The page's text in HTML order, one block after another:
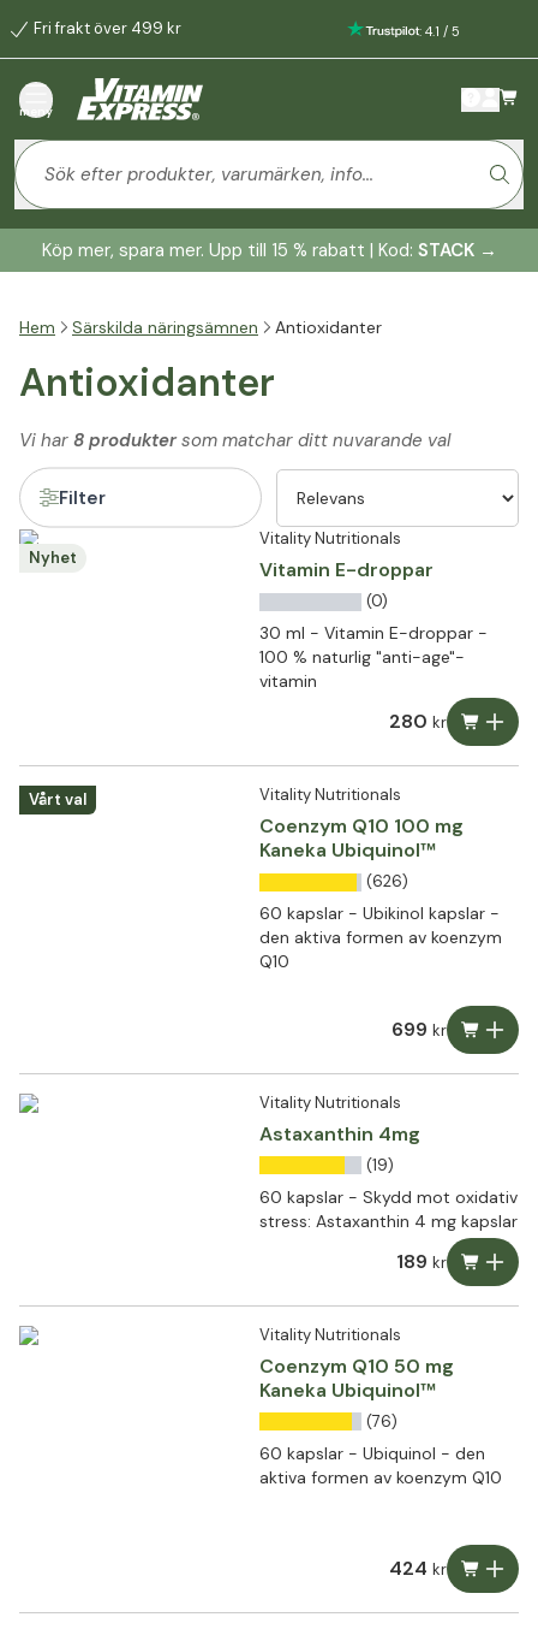
Fri frakt över 499 kr : 4.1 / 5
meny
Köp mer, spara mer. Upp till 15 % rabatt | Kod: STACK→
Hem Särskilda näringsämnen Antioxidanter
Antioxidanter
Vi har 8 produktersom matchar ditt nuvarande val
Filter
Nyhet
Vitality Nutritionals
Vitamin E-droppar
(0)
30 ml - Vitamin E-droppar -
100 % naturlig "anti-age"-
vitamin
280 kr
Vårt val Vitality Nutritionals
Coenzym Q10 100 mg
Kaneka Ubiquinol™
(626)
60 kapslar - Ubikinol kapslar -
den aktiva formen av koenzym
Q10
699 kr
Vitality Nutritionals
Astaxanthin 4mg
(19)
60 kapslar - Skydd mot oxidativ
stress: Astaxanthin 4 mg kapslar
189 kr
Vitality Nutritionals
Coenzym Q10 50 mg
Kaneka Ubiquinol™
(76)
60 kapslar - Ubiquinol - den
aktiva formen av koenzym Q10
424 kr